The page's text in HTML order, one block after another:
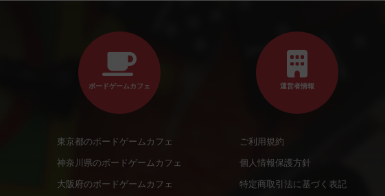
ボードゲームカフェ
東京都のボードゲームカフェ
神奈川県のボードゲームカフェ
大阪府のボードゲームカフェ
運営者情報
ご利用規約
個人情報保護方針
特定商取引法に基づく表記